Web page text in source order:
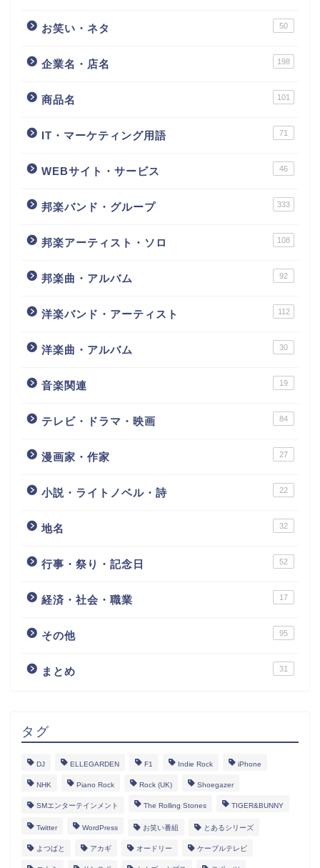
お笑い・ネタ 50
企業名・店名 198
商品名 101
IT・マーケティング用語 71
WEBサイト・サービス 46
邦楽バンド・グループ 333
邦楽アーティスト・ソロ 108
邦楽曲・アルバム 92
洋楽バンド・アーティスト 112
洋楽曲・アルバム 30
音楽関連 19
テレビ・ドラマ・映画 84
漫画家・作家 27
小説・ライトノベル・詩 22
地名 32
行事・祭り・記念日 52
経済・社会・職業 17
その他 95
まとめ 31
タグ
DJ ELLEGARDEN F1 Indie Rock iPhone
NHK Piano Rock Rock (UK) Shoegazer
SMエンターテインメント The Rolling Stones TIGER&BUNNY
Twitter WordPress お笑い番組 とあるシリーズ
よつばと アカギ オードリー ケーブルテレビ